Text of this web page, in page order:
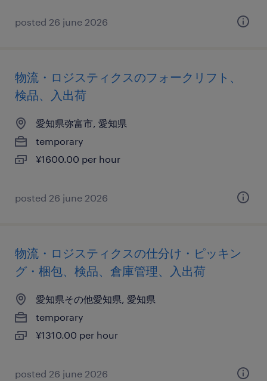
posted 26 june 2026
物流・ロジスティクスのフォークリフト、
検品、入出荷
愛知県弥富市, 愛知県
temporary
¥1600.00 per hour
posted 26 june 2026
物流・ロジスティクスの仕分け・ピッキン
グ・梱包、検品、倉庫管理、入出荷
愛知県その他愛知県, 愛知県
temporary
¥1310.00 per hour
posted 26 june 2026